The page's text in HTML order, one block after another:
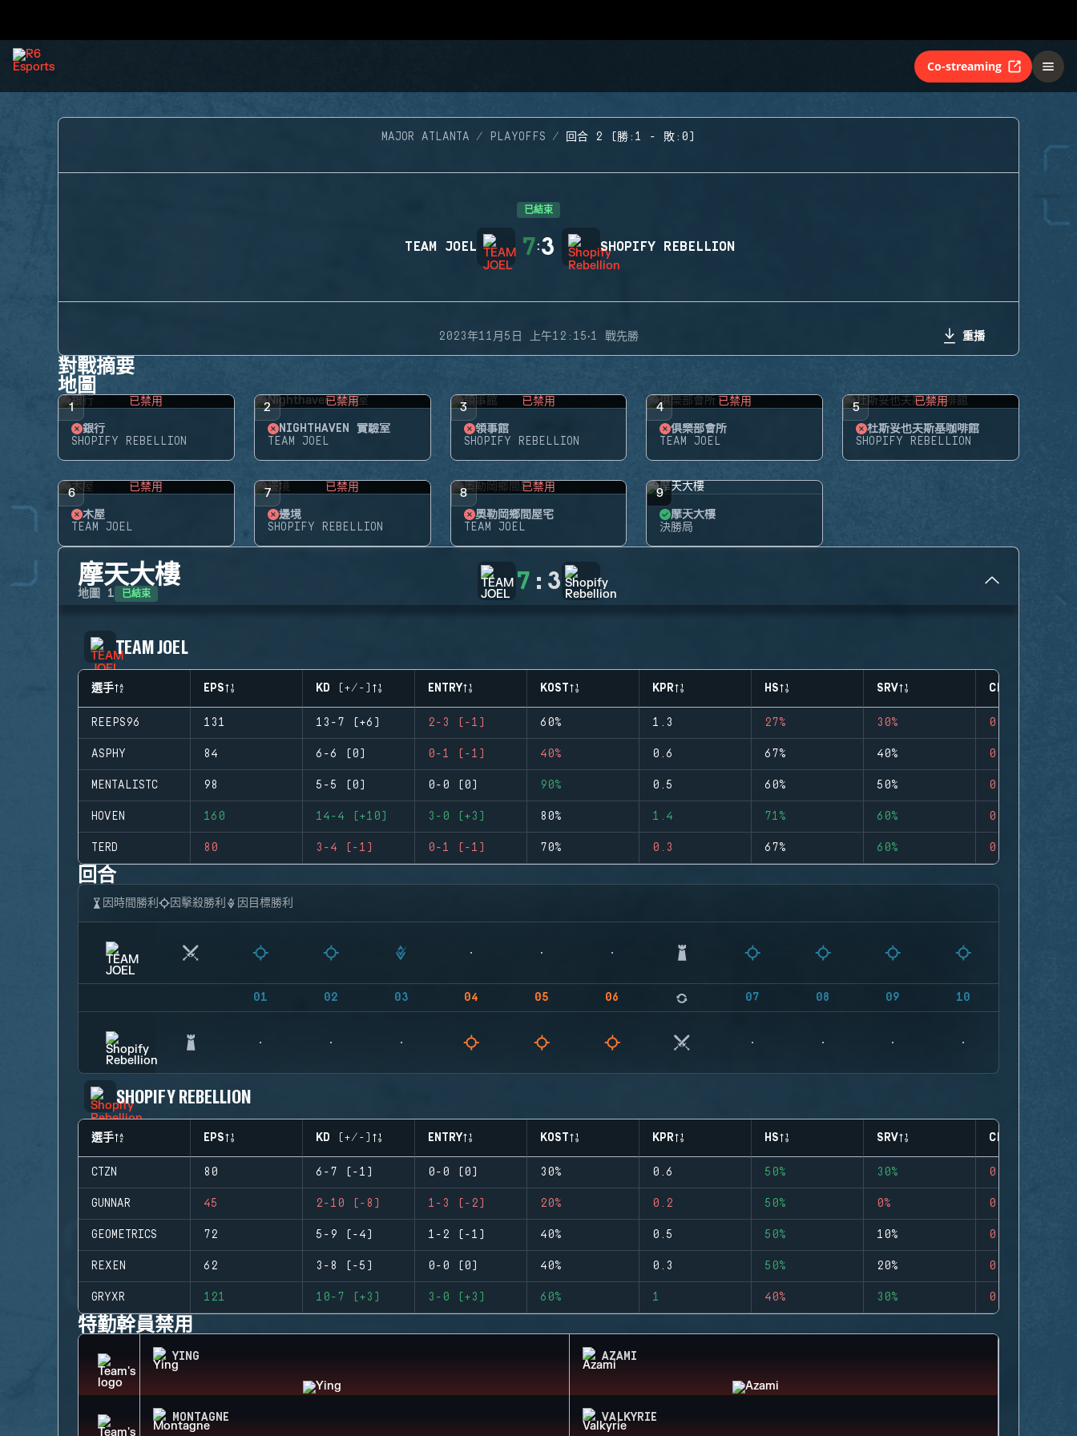
Co-streaming
MAJOR ATLANTA PLAYOFFS 回合 2 (勝:1 - 敗:0)
已結束
TEAM JOEL 7:3 SHOPIFY REBELLION
2023年11月5日 上午12:15·1 戰先勝 重播
對戰摘要
地圖
1 已禁用
銀行
SHOPIFY REBELLION
2 已禁用
NIGHTHAVEN 實驗室
TEAM JOEL
3 已禁用
領事館
SHOPIFY REBELLION
4 已禁用
俱樂部會所
TEAM JOEL
5 已禁用
杜斯妥也夫斯基咖啡館
SHOPIFY REBELLION
6 已禁用
木屋
TEAM JOEL
7 已禁用
邊境
SHOPIFY REBELLION
8 已禁用
奧勒岡鄉間屋宅
TEAM JOEL
9
摩天大樓
決勝局
摩天大樓
地圖 1 已結束 7 : 3
TEAM JOEL
選手 EPS KD (+/-) ENTRY KOST KPR HS SRV CLUTCHES
REEPS96 131 13-7 (+6) 2-3 (-1) 60% 1.3 27% 30% 0
ASPHY 84 6-6 (0) 0-1 (-1) 40% 0.6 67% 40% 0
MENTALISTC 98 5-5 (0) 0-0 (0) 90% 0.5 60% 50% 0
HOVEN 160 14-4 (+10) 3-0 (+3) 80% 1.4 71% 60% 0
TERD 80 3-4 (-1) 0-1 (-1) 70% 0.3 67% 60% 0
回合
因時間勝利 因擊殺勝利 因目標勝利
01 02 03 04 05 06 07 08 09 10
SHOPIFY REBELLION
選手 EPS KD (+/-) ENTRY KOST KPR HS SRV CLUTCHES
CTZN 80 6-7 (-1) 0-0 (0) 30% 0.6 50% 30% 0
GUNNAR 45 2-10 (-8) 1-3 (-2) 20% 0.2 50% 0% 0
GEOMETRICS 72 5-9 (-4) 1-2 (-1) 40% 0.5 50% 10% 0
REXEN 62 3-8 (-5) 0-0 (0) 40% 0.3 50% 20% 0
GRYXR 121 10-7 (+3) 3-0 (+3) 60% 1 40% 30% 0
特勤幹員禁用
YING AZAMI
MONTAGNE VALKYRIE